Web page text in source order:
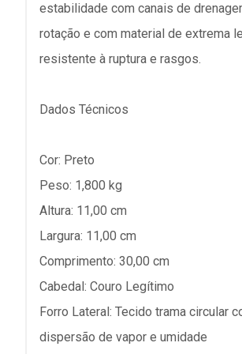
estabilidade com canais de
rotação e com material de extrema
resistente à ruptura e rasgos.
Dados Técnicos
Cor: Preto
Peso: 1,800 kg
Altura: 11,00 cm
Largura: 11,00 cm
Comprimento: 30,00 cm
Cabedal: Couro Legítimo
Forro Lateral: Tecido trama circular
dispersão de vapor e umidade